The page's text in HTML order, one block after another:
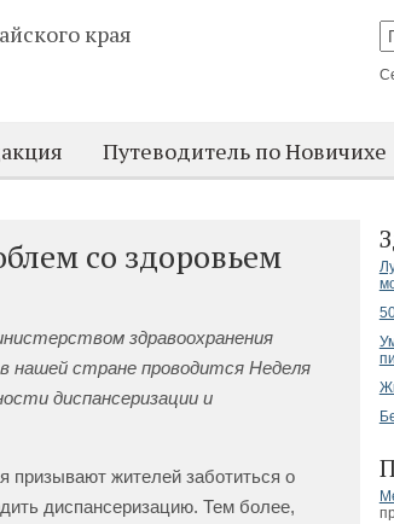
края
Путеводитель по Новичихе
со здоровьем
здравоохранения
нашей стране проводится Неделя
диспансеризации и
призывают жителей заботиться о
диспансеризацию. Тем более,